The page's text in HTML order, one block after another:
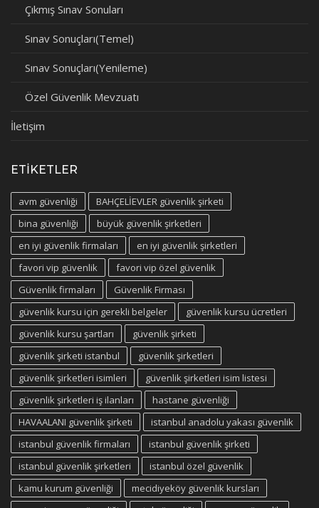
Çıkmış Sınav Sonuları
Sınav Sonuçları(Temel)
Sınav Sonuçları(Yenileme)
Özel Güvenlik Mevzuatı
İletişim
ETIKETLER
avm güvenliği
BAHÇELİEVLER güvenlik şirketi
bina güvenliği
büyük güvenlik şirketleri
en iyi güvenlik firmaları
en iyi güvenlik şirketleri
favori vip güvenlik
favori vip özel güvenlik
Güvenlik firmaları
Güvenlik Firması
güvenlik kursu için gerekli belgeler
güvenlik kursu ücretleri
güvenlik kursu şartları
güvenlik şirketi
güvenlik şirketi istanbul
güvenlik şirketleri
güvenlik şirketleri isimleri
güvenlik şirketleri isim listesi
güvenlik şirketleri iş ilanları
hastane güvenliği
HAVAALANI güvenlik şirketi
istanbul anadolu yakası güvenlik
istanbul güvenlik firmaları
istanbul güvenlik şirketi
istanbul güvenlik şirketleri
istanbul özel güvenlik
kamu kurum güvenliği
mecidiyeköy güvenlik kursları